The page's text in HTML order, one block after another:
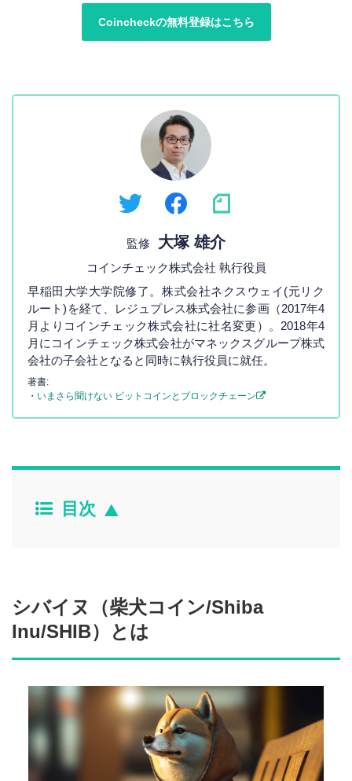
Coincheckの無料登録はこちら
監修 大塚 雄介
コインチェック株式会社 執行役員
早稲田大学大学院修了。株式会社ネクスウェイ(元リク
ルート)を経て、レジュプレス株式会社に参画（2017年4
月よりコインチェック株式会社に社名変更）。2018年4
月にコインチェック株式会社がマネックスグループ株式
会社の子会社となると同時に執行役員に就任。
著書:
・ いまさら聞けない ビットコインとブロックチェーン
目次
シバイヌ（柴犬コイン/Shiba
Inu/SHIB）とは